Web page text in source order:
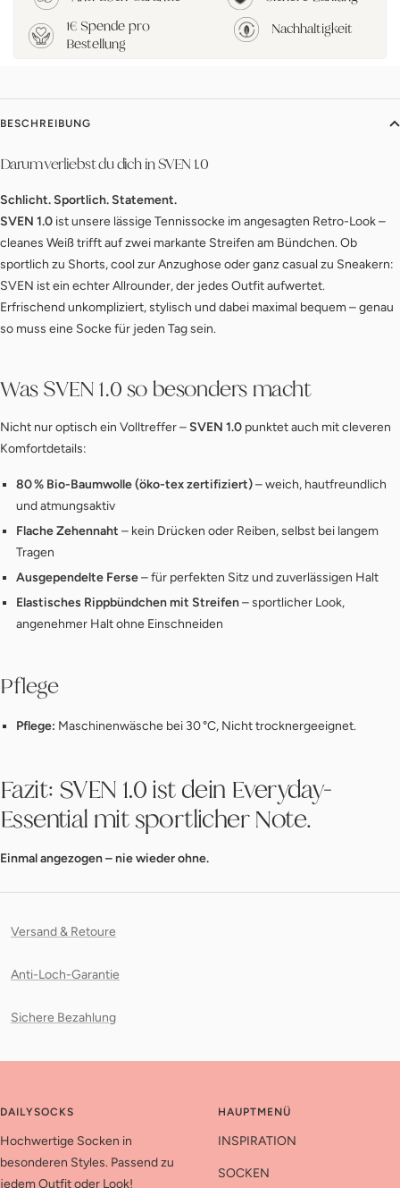
1€ Spende pro
Bestellung
Nachhaltigkeit
BESCHREIBUNG
Darum verliebst du dich inSVEN 1.0
Schlicht. Sportlich. Statement.
SVEN 1.0 ist unsere lässige Tennissocke im angesagten Retro-Look –
cleanes Weiß trifft auf zwei markante Streifen am Bündchen. Ob
sportlich zu Shorts, cool zur Anzughose oder ganz casual zu Sneakern:
SVEN ist ein echter Allrounder, der jedes Outfit aufwertet.
Erfrischend unkompliziert, stylisch und dabei maximal bequem – genau
so muss eine Socke für jeden Tag sein.
WasSVEN 1.0so besonders macht
Nicht nur optisch ein Volltreffer –SVEN 1.0 punktet auch mit cleveren
Komfortdetails:
80 % Bio-Baumwolle (öko-tex zertifiziert)– weich, hautfreundlich
und atmungsaktiv
Flache Zehennaht – kein Drücken oder Reiben, selbst bei langem
Tragen
Ausgependelte Ferse– für perfekten Sitz und zuverlässigen Halt
Elastisches Rippbündchen mit Streifen– sportlicher Look,
angenehmer Halt ohne Einschneiden
Pflege
Pflege: Maschinenwäsche bei 30 °C, Nicht trocknergeeignet.
Fazit: SVEN 1.0 ist dein Everyday-
Essential mit sportlicher Note.
Einmal angezogen – nie wieder ohne.
Versand & Retoure
Anti-Loch-Garantie
Sichere Bezahlung
DAILYSOCKS
Hochwertige Socken in
besonderen Styles. Passend zu
jedem Outfit oder Look!
HAUPTMENÜ
INSPIRATION
SOCKEN